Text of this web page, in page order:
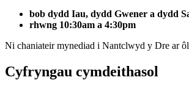
bob dydd Iau, dydd Gwener a dydd
rhwng 10:30am a 4:30pm
Ni chaniateir mynediad i Nantclwyd y Dre ar
Cyfryngau cymdeithasol